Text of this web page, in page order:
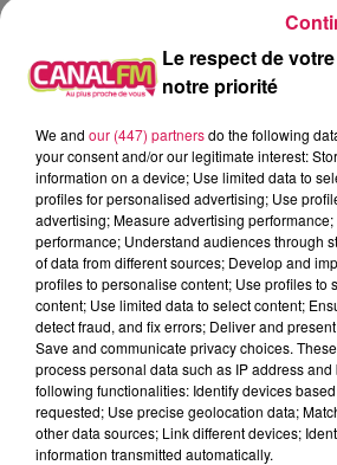
Canal fm
Geoffrey Deloux
La Ligne des Auditeurs
0:00
13 janvier 2026 - 2 min 32 sec
13.01.2026 - LA PHRASE DE
Le respect de
notre priorité
We and our (447) partnersdo the following
your consent and/or our legitimate interest:
information on a device; Use limited data to
profiles for personalised advertising; Use
advertising; Measure advertising
performance; Understand audiences through
of data from different sources; Develop and
profiles to personalise content; Use profiles to
content; Use limited data to select content;
detect fraud, and fix errors; Deliver and
Save and communicate privacy choices.
process personal data such as IP address
following functionalities: Identify devices
requested; Use precise geolocation data;
other data sources; Link different devices;
information transmitted automatically.